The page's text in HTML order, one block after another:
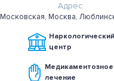
Адрес:
Московская, Москва,
Наркологический
центр
Медикаментозное
лечение